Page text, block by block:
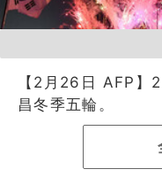
【2月26日 AFP】
昌冬季五輪。